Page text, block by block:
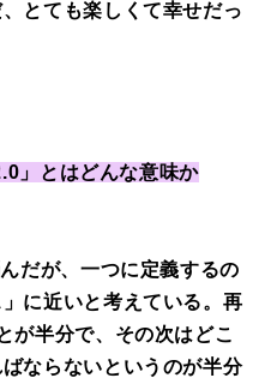
とても楽しくて幸せだっ
」とはどんな意味か
だが、一つに定義するの
に近いと考えている。再
が半分で、その次はどこ
ならないというのが半分